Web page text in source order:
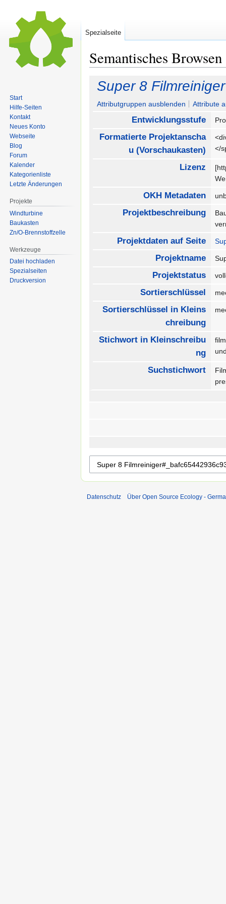
Semantisches Browsen
Zur
Navigation
springen
Zur
Suche
springen
Super 8 Filmreiniger
Attributgruppen ausblenden Attribute
Entwicklungsstufe
Formatierte Projektanscha
u (Vorschaukasten)
</
Lizenz
OKH Metadaten
Projektbeschreibung
Projektdaten auf Seite
Projektname
Projektstatus
Sortierschlüssel
Sortierschlüssel in Kleins
chreibung
Stichwort in Kleinschreibu
ng
Suchstichwort
Spezialseite
Start
Hilfe-Seiten
Kontakt
Neues Konto
Webseite
Blog
Forum
Kalender
Kategorienliste
Letzte Änderungen
Projekte
Windturbine
Baukasten
Zn/O-Brennstoffzelle
Werkzeuge
Datei hochladen
Spezialseiten
Druckversion
Datenschutz Über Open Source Ecology -